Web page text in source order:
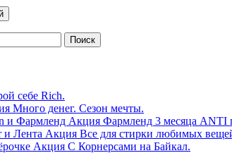
себе Rich.
Много денег. Сезон мечты.
и Фармленд Акция Фармленд 3 месяца ANTI
и Лента Акция Все для стирки любимых
Акция С Корнерсами на Байкал.